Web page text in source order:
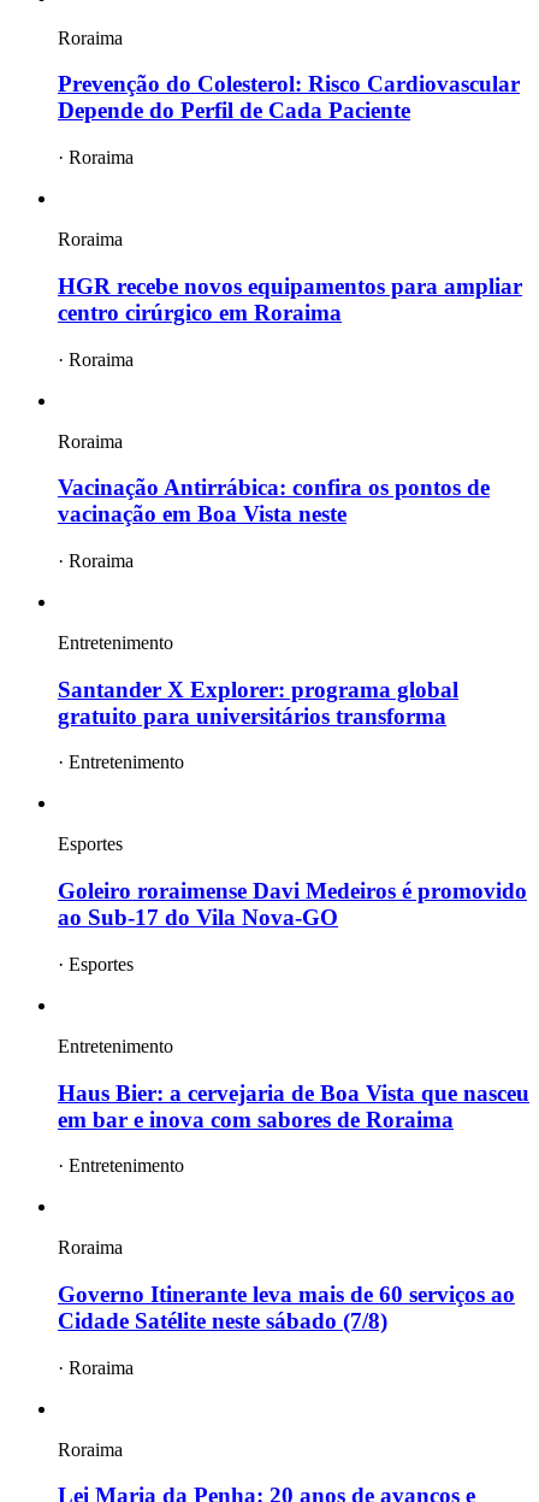
Roraima
Prevenção do Colesterol: Risco Cardiovascular
Depende do Perfil de Cada Paciente
· Roraima
Roraima
HGR recebe novos equipamentos para ampliar
centro cirúrgico em Roraima
· Roraima
Roraima
Vacinação Antirrábica: confira os pontos de
vacinação em Boa Vista neste
· Roraima
Entretenimento
Santander X Explorer: programa global
gratuito para universitários transforma
· Entretenimento
Esportes
Goleiro roraimense Davi Medeiros é promovido
ao Sub-17 do Vila Nova-GO
· Esportes
Entretenimento
Haus Bier: a cervejaria de Boa Vista que nasceu
em bar e inova com sabores de Roraima
· Entretenimento
Roraima
Governo Itinerante leva mais de 60 serviços ao
Cidade Satélite neste sábado (7/8)
· Roraima
Roraima
Lei Maria da Penha: 20 anos de avanços e